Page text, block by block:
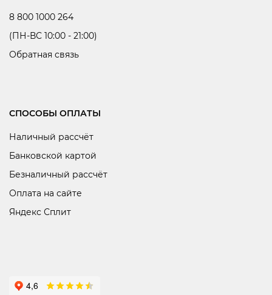
8 800 1000 264
(ПН-ВС 10:00 - 21:00)
Обратная связь
СПОСОБЫ ОПЛАТЫ
Наличный рассчёт
Банковской картой
Безналичный рассчёт
Оплата на сайте
Яндекс Сплит